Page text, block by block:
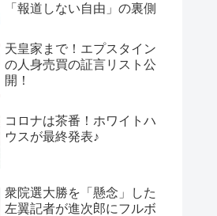
「報道しない自由」の裏側
天皇家まで！エプスタイン
の人身売買の証言リスト公
開！
コロナは茶番！ホワイトハ
ウスが最終発表♪
衆院選大勝を「懸念」した
左翼記者が進次郎にフルボ